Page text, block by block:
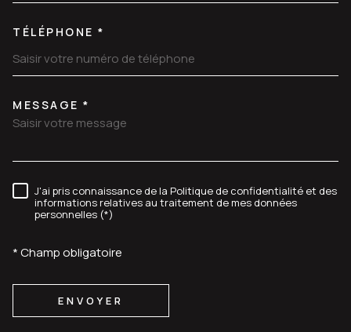
TÉLÉPHONE *
TRAD_MELTEM_VOREDEMANDE
MESSAGE *
RÈGLEMENTATION
J'ai pris connaissance de la Politique de confidentialité et des
informations relatives au traitement de mes données
personnelles (*)
* Champ obligatoire
ENVOYER